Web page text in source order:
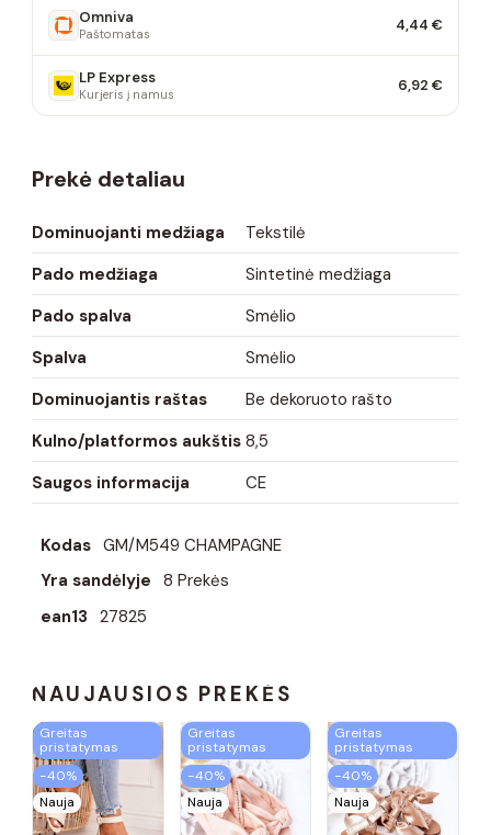
Omniva
Paštomatas 4,44 €
LP Express
Kurjeris į namus 6,92 €
Prekė detaliau
Dominuojanti medžiaga
Tekstilė
Pado medžiaga
Sintetinė medžiaga
Pado spalva
Smėlio
Spalva
Smėlio
Dominuojantis raštas
Be dekoruoto rašto
Kulno/platformos aukštis 8,5
Saugos informacija
CE
Kodas GM/M549 CHAMPAGNE
Yra sandėlyje 8 Prekės
ean13 27825
NAUJAUSIOS PREKĖS
Greitas
pristatymas
−40%
Nauja
Greitas
pristatymas
−40%
Nauja
Greitas
pristatymas
−40%
Nauja